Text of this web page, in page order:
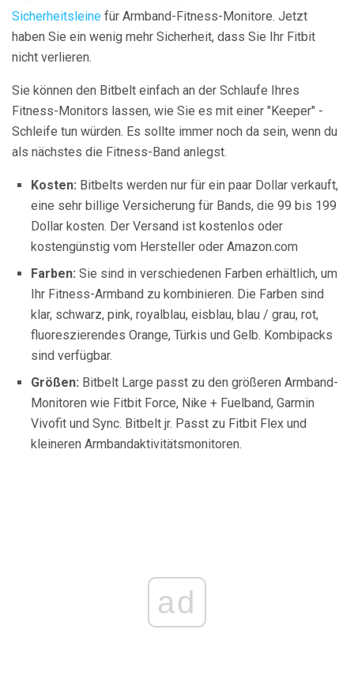
Sicherheitsleine für Armband-Fitness-Monitore. Jetzt
haben Sie ein wenig mehr Sicherheit, dass Sie Ihr Fitbit
nicht verlieren.
Sie können den Bitbelt einfach an der Schlaufe Ihres
Fitness-Monitors lassen, wie Sie es mit einer "Keeper" -
Schleife tun würden. Es sollte immer noch da sein, wenn du
als nächstes die Fitness-Band anlegst.
Kosten: Bitbelts werden nur für ein paar Dollar verkauft,
eine sehr billige Versicherung für Bands, die 99 bis 199
Dollar kosten. Der Versand ist kostenlos oder
kostengünstig vom Hersteller oder Amazon.com
Farben: Sie sind in verschiedenen Farben erhältlich, um
Ihr Fitness-Armband zu kombinieren. Die Farben sind
klar, schwarz, pink, royalblau, eisblau, blau / grau, rot,
fluoreszierendes Orange, Türkis und Gelb. Kombipacks
sind verfügbar.
Größen: Bitbelt Large passt zu den größeren Armband-
Monitoren wie Fitbit Force, Nike + Fuelband, Garmin
Vivofit und Sync. Bitbelt jr. Passt zu Fitbit Flex und
kleineren Armbandaktivitätsmonitoren.
ad